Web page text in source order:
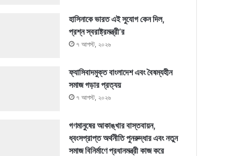
হাসিনাকে ভারত এই সুযোগ কেন দিল,
প্রশ্ন স্বরাষ্ট্রমন্ত্রী’র
৭ আগস্ট, ২০২৬
ফ্যাসিবাদমুক্ত বাংলাদেশ এবং বৈষম্যহীন
সমাজ গড়ার প্রত্যয়
৭ আগস্ট, ২০২৬
গণমানুষের আকাঙ্খার বাস্তবায়ন,
ধ্বংসপ্রাপ্ত অর্থনীতি পুনরুদ্ধার এবং নতুন
সমাজ বিনির্মাণে প্রধানমন্ত্রী কাজ করে